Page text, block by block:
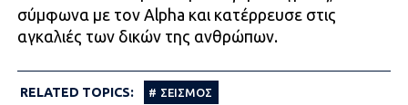
σύμφωνα με τον Alpha και κατέρρευσε στις
αγκαλιές των δικών της ανθρώπων.
RELATED TOPICS: ΣΕΙΣΜΟΣ